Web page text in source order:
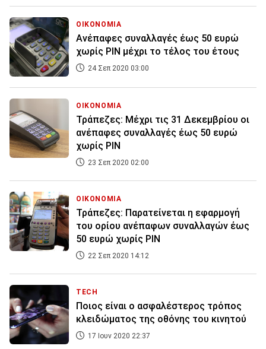
ΟΙΚΟΝΟΜΙΑ
Ανέπαφες συναλλαγές έως 50 ευρώ
χωρίς PIN μέχρι το τέλος του έτους
24 Σεπ 2020 03:00
ΟΙΚΟΝΟΜΙΑ
Τράπεζες: Μέχρι τις 31 Δεκεμβρίου οι
ανέπαφες συναλλαγές έως 50 ευρώ
χωρίς PIN
23 Σεπ 2020 02:00
ΟΙΚΟΝΟΜΙΑ
Τράπεζες: Παρατείνεται η εφαρμογή
του ορίου ανέπαφων συναλλαγών έως
50 ευρώ χωρίς PIN
22 Σεπ 2020 14:12
TECH
Ποιος είναι ο ασφαλέστερος τρόπος
κλειδώματος της οθόνης του κινητού
17 Ιουν 2020 22:37